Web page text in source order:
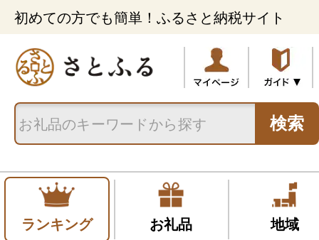
初めての方でも簡単！ふるさと納税サイト
検索
ランキング お礼品 地域